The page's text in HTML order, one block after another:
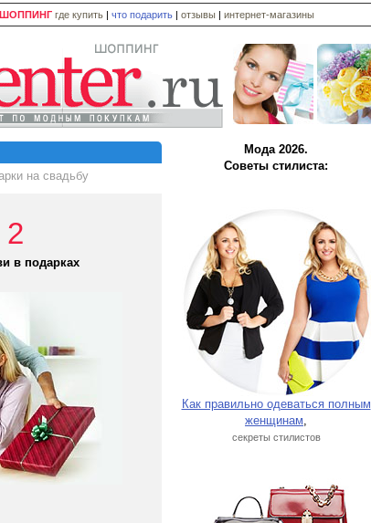
ШОППИНГ где купить | что подарить | отзывы | интернет-магазины
на свадьбу
2
в подарках
Мода 2026.
Советы стилиста:
Как правильно одеваться полным
женщинам,
секреты стилистов